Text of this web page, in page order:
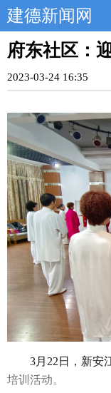
建德新闻网
府东社区：
2023-03-24 16:35
3月22日，新安
培训活动。